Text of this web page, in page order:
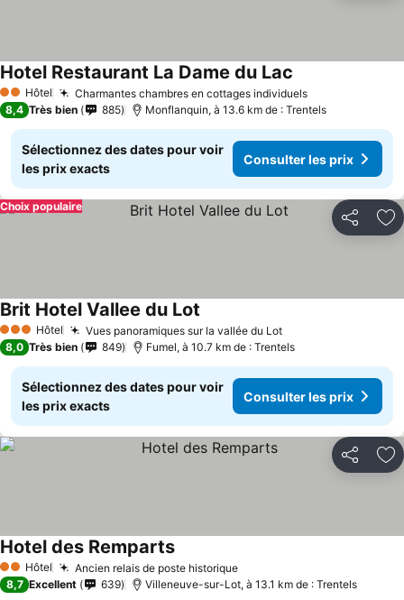
2 Étoiles
Hôtel Charmantes chambres en cottages individuels
Hotel Restaurant La Dame du Lac
8,4 Très bien 885 Monflanquin, à 13.6 km de : Trentels
Sélectionnez des dates pour voir
les prix exacts
Consulter les prix
Partager
Choix populaire
3 ÉtoilesHôtel Vues panoramiques sur la vallée du Lot
Brit Hotel Vallee du Lot
8,0 Très bien 849 Fumel, à 10.7 km de : Trentels
Sélectionnez des dates pour voir
les prix exacts
Consulter les prix
Partager
2 Étoiles
Hôtel Ancien relais de poste historique
Hotel des Remparts
8,7 Excellent 639 Villeneuve-sur-Lot, à 13.1 km de : Trentels